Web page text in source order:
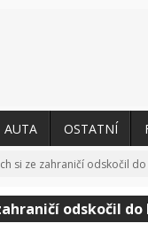
AUTA OSTATNÍ
si ze zahraničí odskočil
odskočil